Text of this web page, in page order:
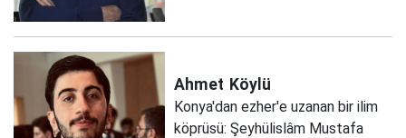
Ahmet Köylü
Konya'dan ezher'e uzanan bir ilim
köprüsü: Şeyhülislâm Mustafa